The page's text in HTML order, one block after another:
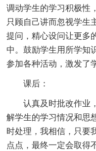
调动学生的学习积极性
只顾自己讲而忽视学生
提问，精心设问让更多
中。鼓励学生用所学知
参加各种活动，激发了
课后：
认真及时批改作业
解学生的学习情况和思
时处理，我相信，只要
点点，最终一定会取得